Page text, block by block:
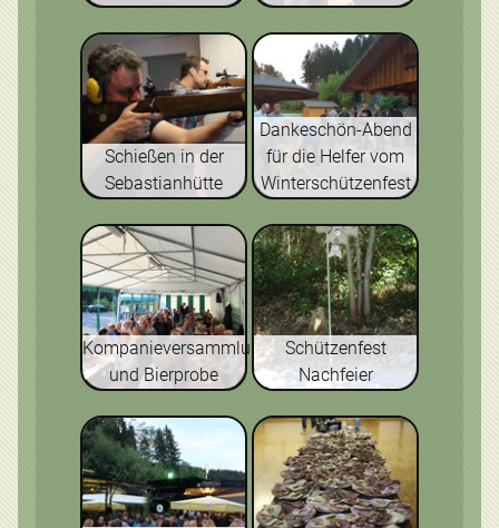
Schießen in der
Sebastianhütte
Dankeschön-Abend
für die Helfer vom
Winterschützenfest
Kompanieversammlung
und Bierprobe
Schützenfest
Nachfeier